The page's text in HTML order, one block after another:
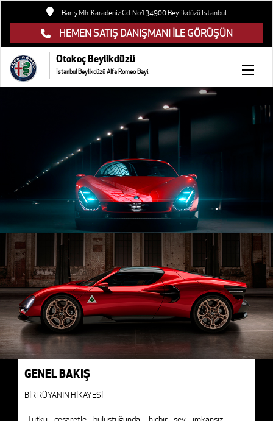
Barış Mh. Karadeniz Cd. No:1 34900 Beylikdüzü İstanbul
HEMEN SATIŞ DANIŞMANI İLE GÖRÜŞÜN
Otokoç Beylikdüzü
İstanbul Beylikdüzü Alfa Romeo Bayi
GENEL BAKIŞ
BİR RÜYANIN HİKAYESİ